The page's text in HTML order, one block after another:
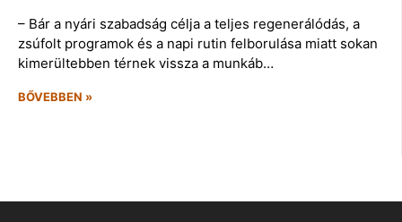
– Bár a nyári szabadság célja a teljes regenerálódás, a
zsúfolt programok és a napi rutin felborulása miatt sokan
kimerültebben térnek vissza a munkáb…
BŐVEBBEN »